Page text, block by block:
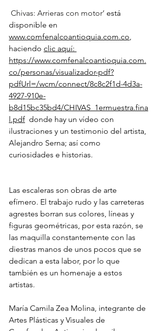
Chivas: Arrieras con motor’ está
disponible en
www.comfenalcoantioquia.com.co
haciendo clic aquí:
https://www.comfenalcoantioquia.com.
co/personas/visualizador-pdf?
pdfUrl=/wcm/connect/8c8c2f1d-4d3a-
4927-910e-
b8d15bc35bd4/CHIVAS_1ermuestra.fina
l.pdf
  donde hay un vídeo con
ilustraciones y un testimonio del artista,
Alejandro Serna; así como
curiosidades e historias.
Las escaleras son obras de arte
efímero. El trabajo rudo y las carreteras
agrestes borran sus colores, líneas y
figuras geométricas, por esta razón, se
las maquilla constantemente con las
diestras manos de unos pocos que se
dedican a esta labor, por lo que
también es un homenaje a estos
artistas.
María Camila Zea Molina, integrante de
Artes Plásticas y Visuales de